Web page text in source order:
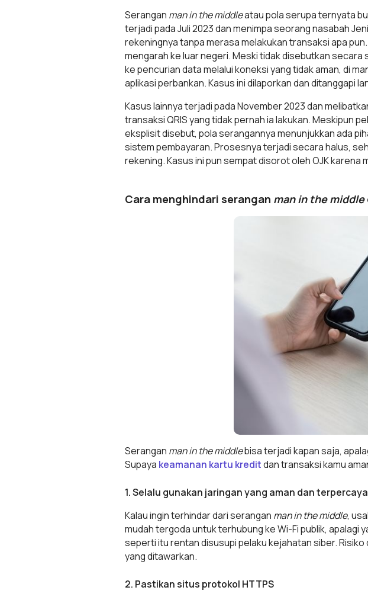
Serangan man in the middleatau pola serupa ternyata
terjadi pada Juli 2023 dan menimpa seorang nasabah
rekeningnya tanpa merasa melakukan transaksi apa
mengarah ke luar negeri. Meski tidak disebutkan secara
ke pencurian data melalui koneksi yang tidak aman, di
aplikasi perbankan. Kasus ini dilaporkan dan ditanggapi
Kasus lainnya terjadi pada November 2023 dan
transaksi QRIS yang tidak pernah ia lakukan. Meskipun
eksplisit disebut, pola serangannya menunjukkan ada
sistem pembayaran. Prosesnya terjadi secara halus,
rekening. Kasus ini pun sempat disorot oleh OJK
Cara menghindari serangan man in the middle
Serangan man in the middlebisa terjadi kapan saja,
Supaya keamanan kartu kreditdan transaksi kamu
1. Selalu gunakan jaringan yang aman dan terpercaya
Kalau ingin terhindar dari serangan man in the middle,
mudah tergoda untuk terhubung ke Wi-Fi publik, apalagi
seperti itu rentan disusupi pelaku kejahatan siber.
yang ditawarkan.
2. Pastikan situs protokol HTTPS